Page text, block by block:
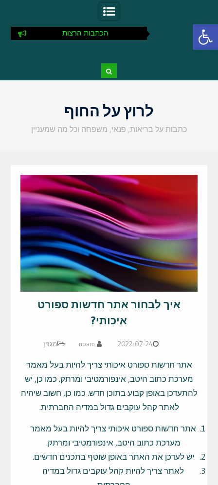
פתח סרגל נגישות הכתבות הרצות
לרוץ על החוף
כתבות על בריאות, פנאי, משפחה וכל מה שמעניין
איך לבחור אתר חדשות ספורט
איכותי?
2022-07-24
noam מגזין
אתר חדשות ספורט איכותי צריך להיות בעל מאמר
מערכת כתוב היטב, אינפורמטיבי ומרתק. כמו כן, יש
להתעדכן באופן קבוע בתוכן חדש. כמו כן, חשוב שיהיה
לאתר קהל עוקבים גדול במדיה החברתית.
אתר חדשות ספורט איכותי צריך להיות בעל מאמר
מערכת כתוב היטב, אינפורמטיבי ומרתק.
יש לעדכן את האתר באופן שוטף בתכנים חדשים.
לאתר צריך להיות קהל עוקבים גדול במדיה